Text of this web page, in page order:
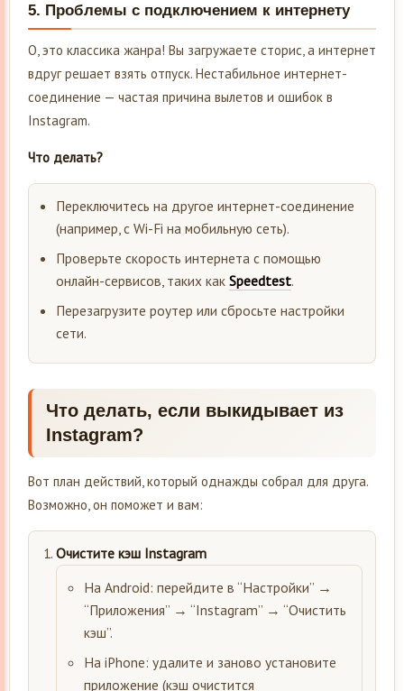
5. Проблемы с подключением к интернету
О, это классика жанра! Вы загружаете сторис, а интернет
вдруг решает взять отпуск. Нестабильное интернет-
соединение — частая причина вылетов и ошибок в
Instagram.
Что делать?
Переключитесь на другое интернет-соединение
(например, с Wi-Fi на мобильную сеть).
Проверьте скорость интернета с помощью
онлайн-сервисов, таких как Speedtest.
Перезагрузите роутер или сбросьте настройки
сети.
Что делать, если выкидывает из
Instagram?
Вот план действий, который однажды собрал для друга.
Возможно, он поможет и вам:
Очистите кэш Instagram
На Android: перейдите в “Настройки” →
“Приложения” → “Instagram” → “Очистить
кэш”.
На iPhone: удалите и заново установите
приложение (кэш очистится